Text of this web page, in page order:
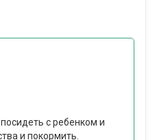
с ребенком и
и покормить.